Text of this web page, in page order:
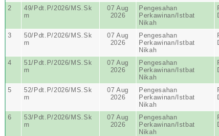
2
49/Pdt.P/2026/MS.Sk
m
07 Aug
2026
Pengesahan
Perkawinan/Istbat
Nikah
3
50/Pdt.P/2026/MS.Sk
m
07 Aug
2026
Pengesahan
Perkawinan/Istbat
Nikah
4
51/Pdt.P/2026/MS.Sk
m
07 Aug
2026
Pengesahan
Perkawinan/Istbat
Nikah
5
52/Pdt.P/2026/MS.Sk
m
07 Aug
2026
Pengesahan
Perkawinan/Istbat
Nikah
6
53/Pdt.P/2026/MS.Sk
m
07 Aug
2026
Pengesahan
Perkawinan/Istbat
Nikah